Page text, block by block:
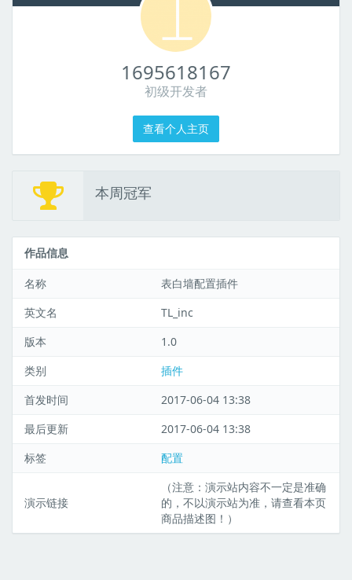
1695618167
初级开发者
查看个人主页
本周冠军
作品信息
名称
表白墙配置插件
英文名
TL_inc
版本
1.0
类别
插件
首发时间
2017-06-04 13:38
最后更新
2017-06-04 13:38
标签
配置
演示链接
（注意：演示站内容不一定是准确
的，不以演示站为准，请查看本页
商品描述图！）